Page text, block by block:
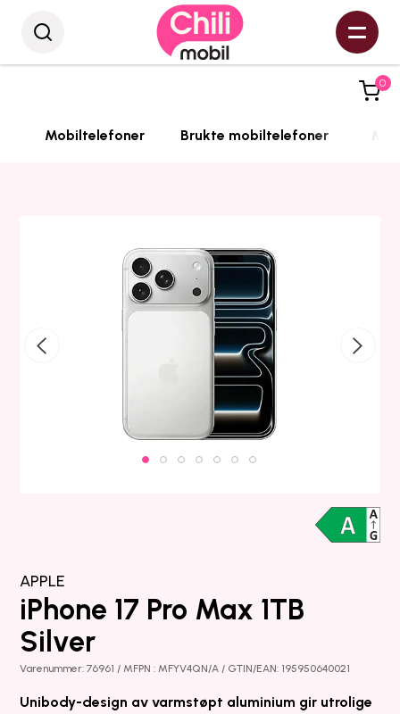
0
Mobiltelefoner Brukte mobiltelefoner
APPLE
iPhone 17 Pro Max 1TB
Silver
Varenummer: 76961 / MFPN : MFYV4QN/A / GTIN/EAN: 195950640021
Unibody-design av varmstøpt aluminium gir utrolige